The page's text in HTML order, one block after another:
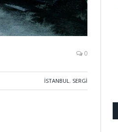
0
İSTANBUL, SERGI